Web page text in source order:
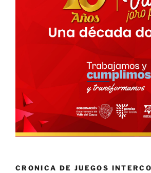
CRONICA DE JUEGOS